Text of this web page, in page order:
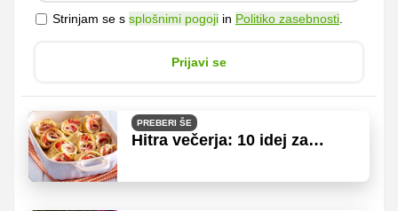
Strinjam se s splošnimi pogoji in Politiko zasebnosti
Prijavi se
PREBERI ŠE
Hitra večerja: 10 idej za